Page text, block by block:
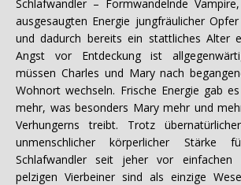
Schlafwandler – Formwandelnde
ausgesaugten Energie jungfräulicher
und dadurch bereits ein stattliches Alter
Angst vor Entdeckung ist
müssen Charles und Mary nach
Wohnort wechseln. Frische Energie gab
mehr, was besonders Mary mehr und
Verhungerns treibt. Trotz
unmenschlicher körperlicher Stärke
Schlafwandler seit jeher vor einfachen
pelzigen Vierbeiner sind als einzige